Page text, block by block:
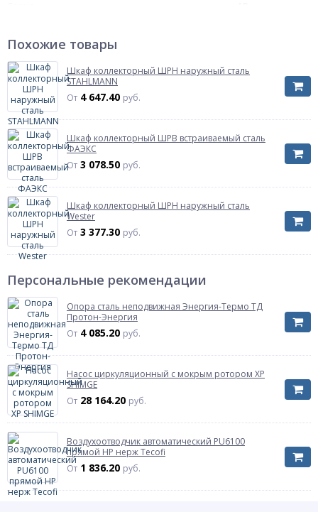
Страна происхождения
Размер
Ширина
Глубина
Высота
730 мм
Модель
Модель
Характеризует модель или типовую фигуру,
указанную производиетелем
Артикул
Похожие товары
Шкаф коллекторный ШРН наружный сталь
STAHLMANN
От 4 647.40 руб.
Шкаф коллекторный ШРВ встраиваемый сталь
ФАЭКС
От 3 078.50 руб.
Шкаф коллекторный ШРН наружный сталь
Wester
От 3 377.30 руб.
Персональные рекомендации
Опора сталь неподвижная Энергия-Термо ТД
Протон-Энергия
От 4 085.20 руб.
Насос циркуляционный с мокрым ротором XP
SHIMGE
От 28 164.20 руб.
Воздухоотводчик автоматический PU6100
прямой НР нерж Tecofi
От 1 836.20 руб.